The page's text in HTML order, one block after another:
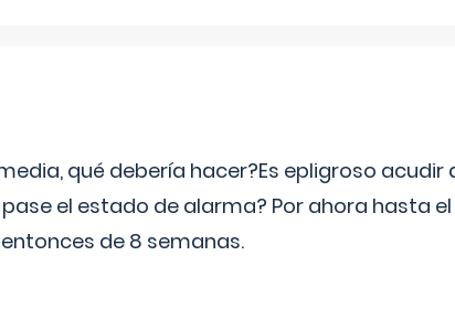
qué debería hacer?Es epligroso acudir
el estado de alarma? Por ahora hasta el
de 8 semanas.